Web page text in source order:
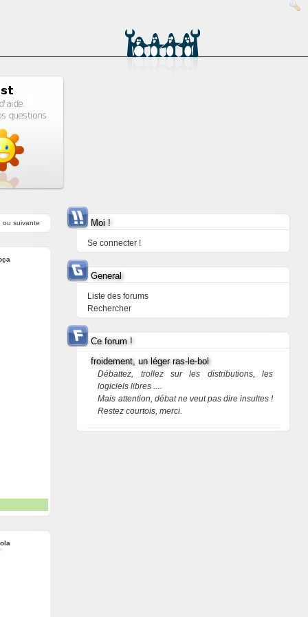
ou suivante Moi !
Se connecter !
General
Liste des forums
Rechercher
Ce forum !
froidement, un léger ras-le-bol
Débattez, trollez sur les distributions, les
logiciels libres ....
Mais attention, débat ne veut pas dire insultes !
Restez courtois, merci.